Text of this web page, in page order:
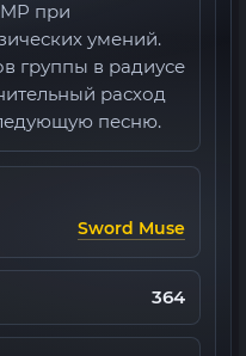
при
умений.
группы в радиусе
расход
песню.
Sword Muse
364